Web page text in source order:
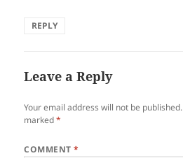
REPLY
Leave a Reply
Your email address will not be published.
marked*
COMMENT*